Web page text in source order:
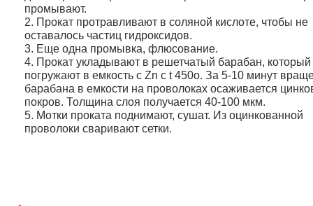
промывают.
Прокат протравливают в соляной кислоте, чтобы не
оставалось частиц гидроксидов.
Еще одна промывка, флюсование.
Прокат укладывают в решетчатый барабан, который
погружают в емкость с Zn с t 450о. За 5-10 минут
барабана в емкости на проволоках осаживается
покров. Толщина слоя получается 40-100 мкм.
Мотки проката поднимают, сушат. Из оцинкованной
проволоки сваривают сетки.